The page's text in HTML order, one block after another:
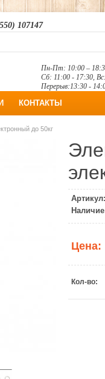
107147
Пн-Пт: 10:00 –
Сб: 11:00 - 17:30,
Перерыв:13:30 -
КОНТАКТЫ
до 50кг
Артикул:
Цена:
Кол-во: